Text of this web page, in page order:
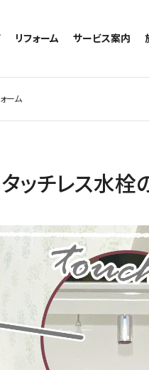
リフォーム
お風呂のリフォーム
洗面台のリフォーム
水回りのリフォーム
窓のリフォーム
玄関のリフォーム
サービス案内
相談室・よくあ
ーム
チレス水栓